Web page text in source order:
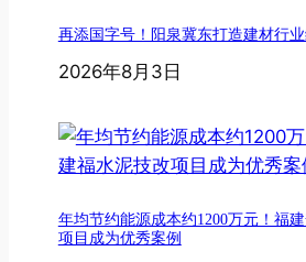
再添国字号！阳泉冀东打造建材行
2026年8月3日
年均节约能源成本约1200万元！福
项目成为优秀案例